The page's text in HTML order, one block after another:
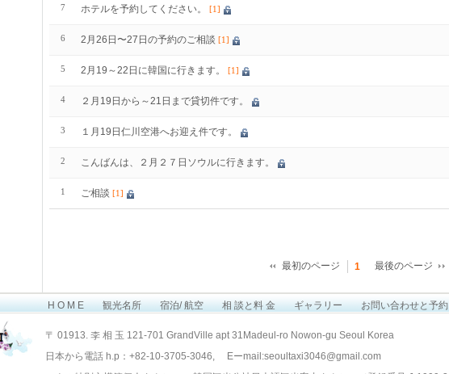
7 ホテルを予約してください。 [1]
6 2月26日〜27日の予約のご相談 [1]
5 2月19～22日に韓国に行きます。 [1]
4 ２月19日から～21日まで貸切件です。
3 １月19日仁川空港へお迎え件です。
2 こんばんは、２月２７日ソウルに行きます。
1 ご相談 [1]
最初のページ 1 最後のページ
H O M E 観光名所 宿泊/ 航空 相 談と料 金 ギャラリー お問い合わせと予約
〒 01913. 李 相 玉 121-701 GrandVille apt 31Madeul-ro Nowon-gu Seoul Korea
日本から電話 h.p：+82-10-3705-3046, Eーmail:seoultaxi3046@gmail.com